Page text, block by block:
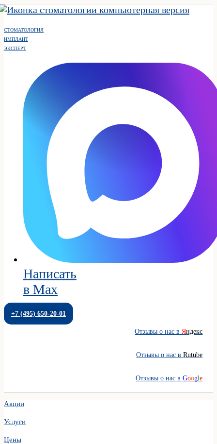
СТОМАТОЛОГИЯ
ИМПЛАНТ
ЭКСПЕРТ
Написать
в Max
+7 (495) 650-20-01
Отзывы о нас вЯндекс
Отзывы о нас вRutube
Отзывы о нас вGoogle
Акции
Услуги
Цены